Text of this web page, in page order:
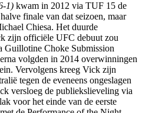
1) kwam in 2012 via TUF 15 de
finale van dat seizoen, maar
Chiesa. Het duurde
zijn officiële UFC debuut zou
Guillotine Choke Submission
volgden in 2014 overwinningen
Vervolgens kreeg Vick zijn
tegen de eveneens ongeslagen
versloeg de publiekslieveling via
voor het einde van de eerste